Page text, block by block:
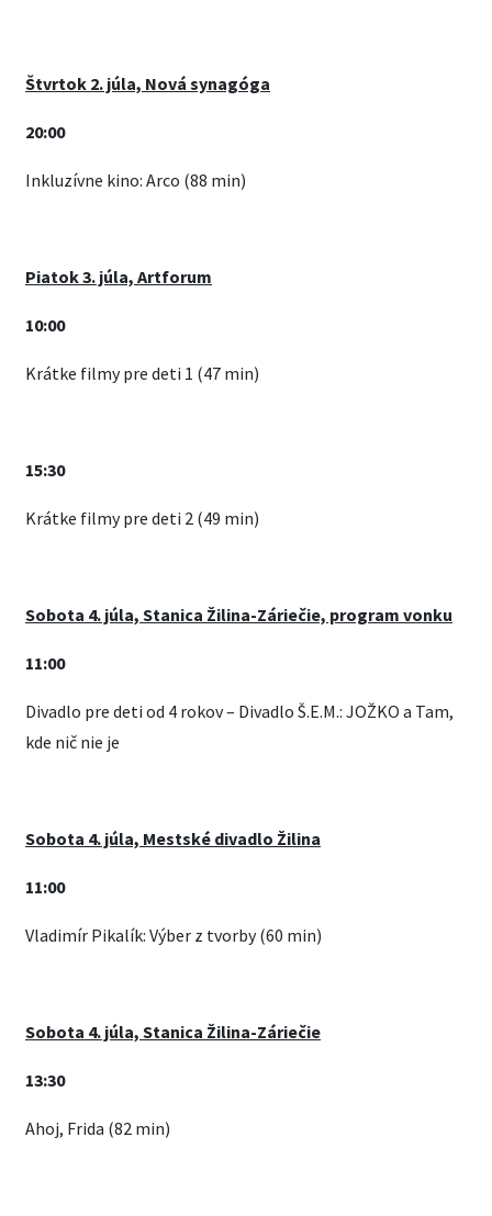
Štvrtok 2. júla, Nová synagóga
20:00
Inkluzívne kino: Arco (88 min)
Piatok 3. júla, Artforum
10:00
Krátke filmy pre deti 1 (47 min)
15:30
Krátke filmy pre deti 2 (49 min)
Sobota 4. júla, Stanica Žilina-Záriečie, program vonku
11:00
Divadlo pre deti od 4 rokov – Divadlo Š.E.M.: JOŽKO a Tam,
kde nič nie je
Sobota 4. júla, Mestské divadlo Žilina
11:00
Vladimír Pikalík: Výber z tvorby (60 min)
Sobota 4. júla, Stanica Žilina-Záriečie
13:30
Ahoj, Frida (82 min)